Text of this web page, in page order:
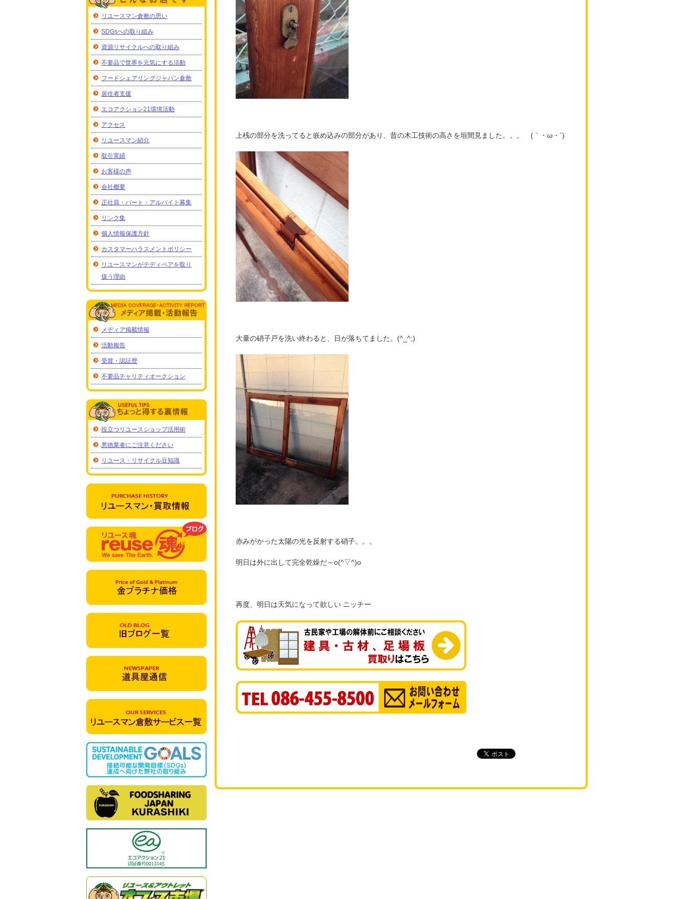
上桟の部分を洗ってると嵌め込みの部分があり、昔の木工技術の高さを垣間見ました。。。 (｀・ω・´)
大量の硝子戸を洗い終わると、日が落ちてました。(^_^;)
赤みがかった太陽の光を反射する硝子。。。
明日は外に出して完全乾燥だ～o(^▽^)o
再度、明日は天気になって欲しい ニッチー
リユースマン倉敷の思い
SDGsへの取り組み
資源リサイクルへの取り組み
不要品で世界を元気にする活動
フードシェアリングジャパン倉敷
居住者支援
エコアクション21環境活動
アクセス
リユースマン紹介
取引実績
お客様の声
会社概要
正社員・パート・アルバイト募集
リンク集
個人情報保護方針
カスタマーハラスメントポリシー
リユースマンがテディベアを取り
扱う理由
メディア掲載情報
活動報告
受賞・認証歴
不要品チャリティオークション
役立つリユースショップ活用術
悪徳業者にご注意ください
リユース・リサイクル豆知識